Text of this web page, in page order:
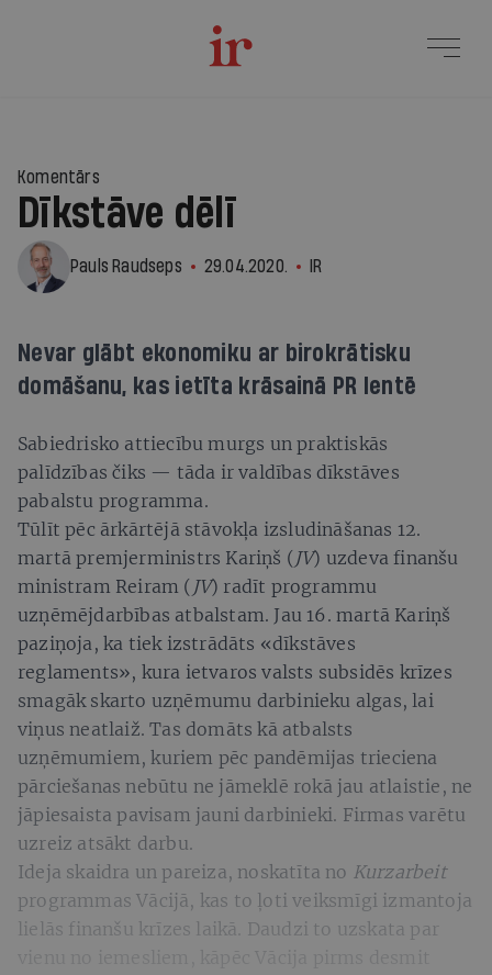
Komentārs
Dīkstāve dēlī
Pauls Raudseps 29.04.2020. IR
Nevar glābt ekonomiku ar birokrātisku
domāšanu, kas ietīta krāsainā PR lentē
Sabiedrisko attiecību murgs un praktiskās
palīdzības čiks — tāda ir valdības dīkstāves
pabalstu programma.
Tūlīt pēc ārkārtējā stāvokļa izsludināšanas 12.
martā premjerministrs Kariņš ( JV) uzdeva finanšu
ministram Reiram ( JV) radīt programmu
uzņēmējdarbības atbalstam. Jau 16. martā Kariņš
paziņoja, ka tiek izstrādāts «dīkstāves
reglaments», kura ietvaros valsts subsidēs krīzes
smagāk skarto uzņēmumu darbinieku algas, lai
viņus neatlaiž. Tas domāts kā atbalsts
uzņēmumiem, kuriem pēc pandēmijas trieciena
pārciešanas nebūtu ne jāmeklē rokā jau atlaistie, ne
jāpiesaista pavisam jauni darbinieki. Firmas varētu
uzreiz atsākt darbu.
Ideja skaidra un pareiza, noskatīta no Kurzarbeit
programmas Vācijā, kas to ļoti veiksmīgi izmantoja
lielās finanšu krīzes laikā. Daudzi to uzskata par